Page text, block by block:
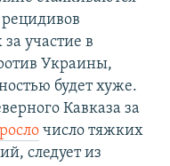
участие в
Украины,
будет хуже.
Кавказа за
число тяжких
следует из